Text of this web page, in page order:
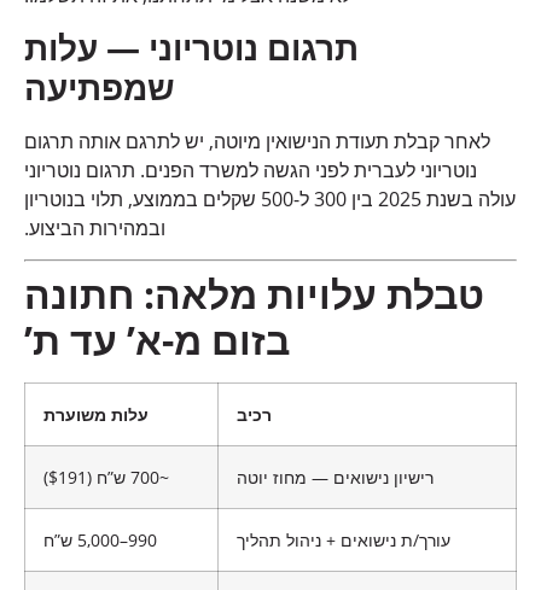
תרגום נוטריוני — עלות
שמפתיעה
לאחר קבלת תעודת הנישואין מיוטה, יש לתרגם אותה תרגום
נוטריוני לעברית לפני הגשה למשרד הפנים. תרגום נוטריוני
עולה בשנת 2025 בין 300 ל-500 שקלים בממוצע, תלוי בנוטריון
ובמהירות הביצוע.
טבלת עלויות מלאה: חתונה
בזום מ-א’ עד ת’
רכיב עלות משוערת
רישיון נישואים — מחוז יוטה
עורך/ת נישואים + ניהול תהליך 990–5,000 ש”ח